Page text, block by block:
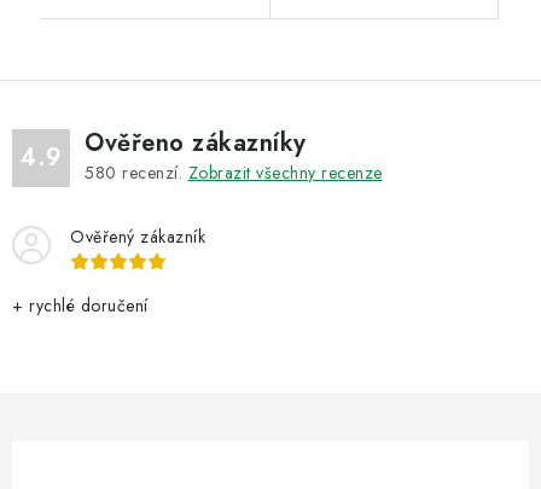
4.9 Ověřeno zákazníky
580 recenzí. Zobrazit všechny recenze
Ověřený zákazník
+ rychlé doručení